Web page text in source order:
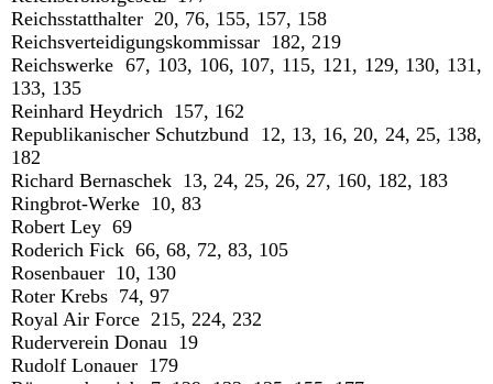
Reichsstatthalter 20, 76, 155, 157, 158
Reichsverteidigungskommissar 182, 219
Reichswerke 67, 103, 106, 107, 115, 121, 129, 130, 131,
133, 135
Reinhard Heydrich 157, 162
Republikanischer Schutzbund 12, 13, 16, 20, 24, 25, 138,
182
Richard Bernaschek 13, 24, 25, 26, 27, 160, 182, 183
Ringbrot-Werke 10, 83
Robert Ley 69
Roderich Fick 66, 68, 72, 83, 105
Rosenbauer 10, 130
Roter Krebs 74, 97
Royal Air Force 215, 224, 232
Ruderverein Donau 19
Rudolf Lonauer 179